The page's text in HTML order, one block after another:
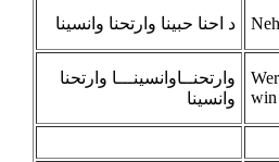
د احنا حبينا وارتحنا وانسينا
وارتحنــاوانسينـــا وارتحنا
وانسينا
win